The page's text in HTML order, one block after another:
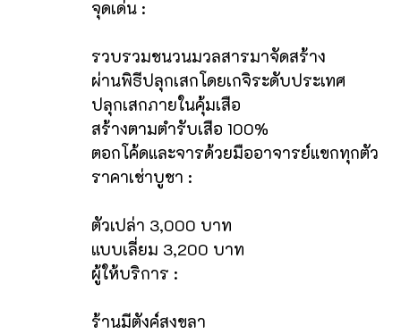
จุดเด่น :
รวบรวมชนวนมวลสารมาจัดสร้าง
ผ่านพิธีปลุกเสกโดยเกจิระดับประเทศ
ปลุกเสกภายในคุ้มเสือ
สร้างตามตำรับเสือ 100%
ตอกโค้ดและจารด้วยมืออาจารย์แขกทุกตัว
ราคาเช่าบูชา :
ตัวเปล่า 3,000 บาท
แบบเลี่ยม 3,200 บาท
ผู้ให้บริการ :
ร้านมีตังค์สงขลา